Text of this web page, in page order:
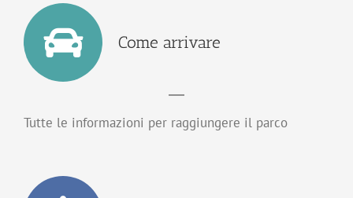
Come arrivare
Tutte le informazioni per raggiungere il parco